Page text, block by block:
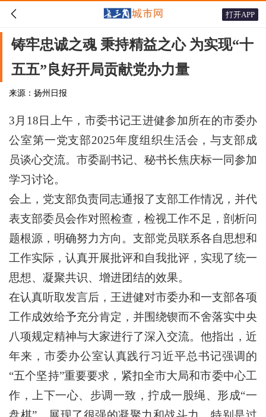
 打开APP
铸牢忠诚之魂 秉持精益之心 为实现“十
五五”良好开局贡献党办力量
来源：扬州日报
3月18日上午，市委书记王进健参加所在的市委办
公室第一党支部2025年度组织生活会，与支部成
员谈心交流。市委副书记、秘书长焦庆标一同参加
学习讨论。
会上，党支部负责同志通报了支部工作情况，并代
表支部委员会作对照检查，检视工作不足，剖析问
题根源，明确努力方向。支部党员联系各自思想和
工作实际，认真开展批评和自我批评，实现了统一
思想、凝聚共识、增进团结的效果。
在认真听取发言后，王进健对市委办和一支部各项
工作成效给予充分肯定，并围绕锲而不舍落实中央
八项规定精神与大家进行了深入交流。他指出，近
年来，市委办公室认真践行习近平总书记强调的
“五个坚持”重要要求，紧扣全市大局和市委中心工
作，上下一心、步调一致，拧成一股绳、形成“一